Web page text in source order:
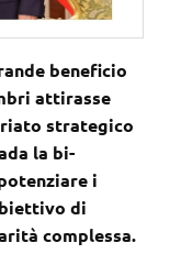
beneficio
attirasse
strategico
la bi-
i
di
complessa.